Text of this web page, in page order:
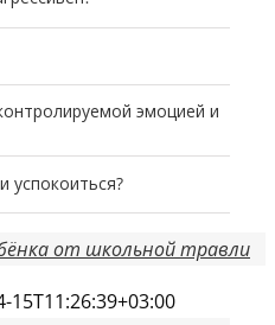
эмоцией и
успокоиться?
от школьной травли
15T11:26:39+03:00